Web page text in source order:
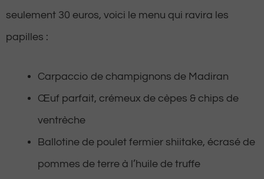
seulement 30 euros, voici le menu qui ravira les
papilles :
Carpaccio de champignons de Madiran
Œuf parfait, crémeux de cèpes & chips de
ventrèche
Ballotine de poulet fermier shiitake, écrasé de
pommes de terre à l’huile de truffe